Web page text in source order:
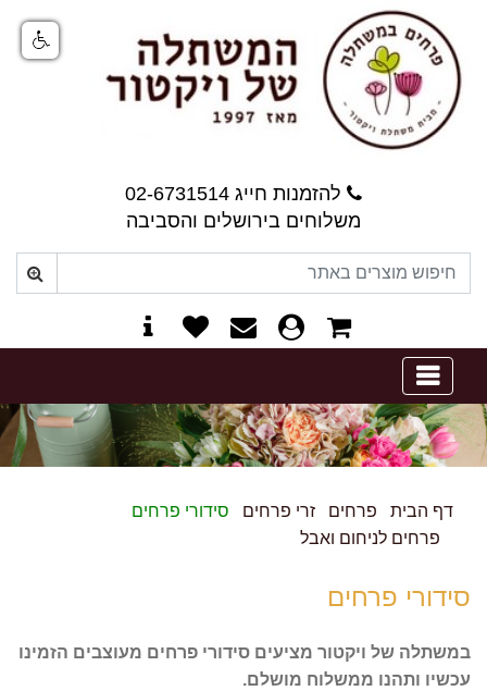
להזמנות חייג 02-6731514
משלוחים בירושלים והסביבה
דף הבית פרחים זרי פרחים
סידורי פרחים
פרחים לניחום ואבל
סידורי פרחים
במשתלה של ויקטור מציעים סידורי פרחים מעוצבים הזמינו
עכשיו ותהנו ממשלוח מושלם.